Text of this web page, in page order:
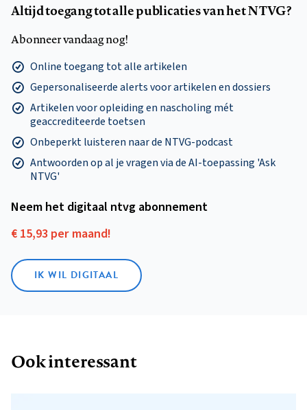
Altijd toegang tot alle publicaties van het NTVG?
Abonneer vandaag nog!
Online toegang tot alle artikelen
Gepersonaliseerde alerts voor artikelen en dossiers
Artikelen voor opleiding en nascholing mét
geaccrediteerde toetsen
Onbeperkt luisteren naar de NTVG-podcast
Antwoorden op al je vragen via de AI-toepassing 'Ask
NTVG'
Neem het digitaal ntvg abonnement
€ 15,93 per maand!
IK WIL DIGITAAL
Ook interessant